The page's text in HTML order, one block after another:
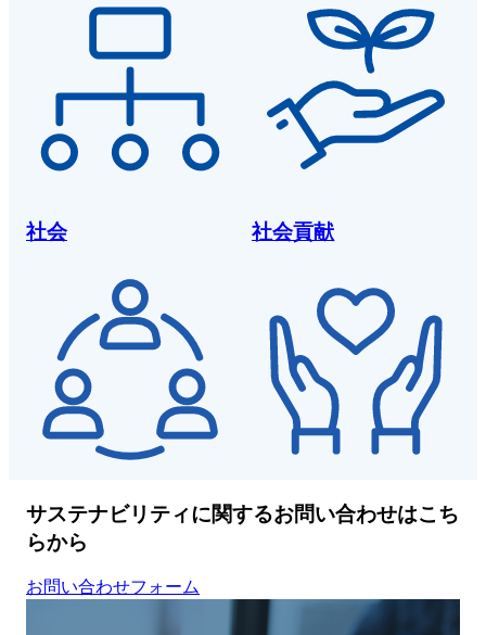
社会 社会貢献
サステナビリティに関するお問い合わせはこち
らから
お問い合わせフォーム